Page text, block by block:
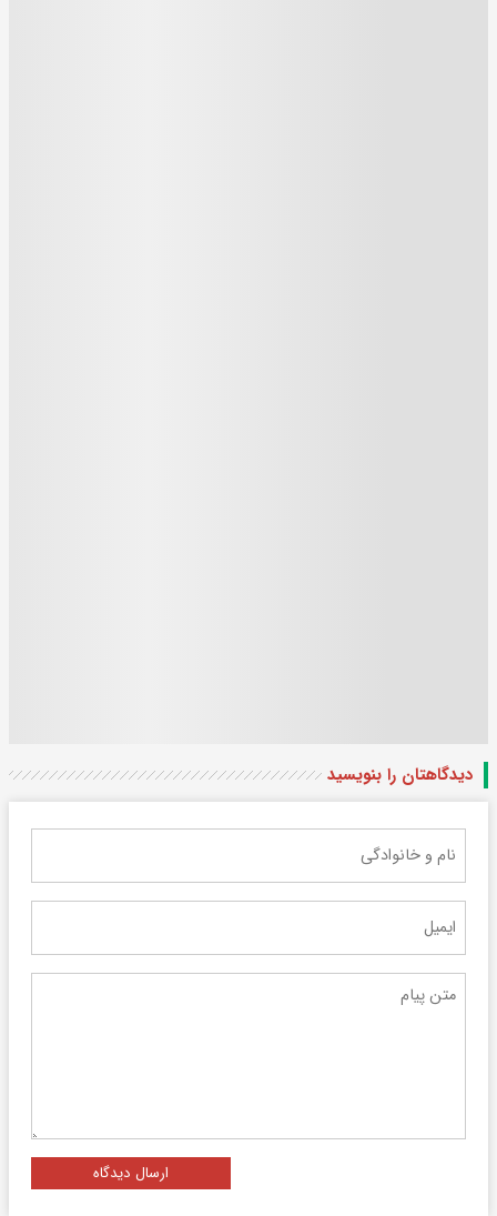
دیدگاهتان را بنویسید
ارسال دیدگاه